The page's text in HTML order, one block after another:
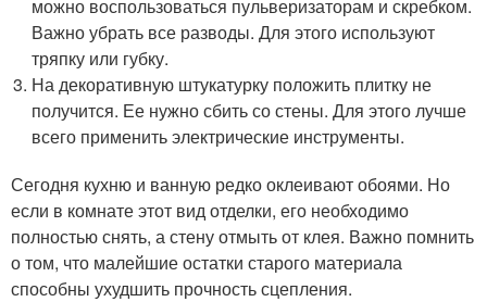
можно воспользоваться пульверизаторам и скребком.
Важно убрать все разводы. Для этого используют
тряпку или губку.
На декоративную штукатурку положить плитку не
получится. Ее нужно сбить со стены. Для этого лучше
всего применить электрические инструменты.
Сегодня кухню и ванную редко оклеивают обоями. Но
если в комнате этот вид отделки, его необходимо
полностью снять, а стену отмыть от клея. Важно помнить
о том, что малейшие остатки старого материала
способны ухудшить прочность сцепления.